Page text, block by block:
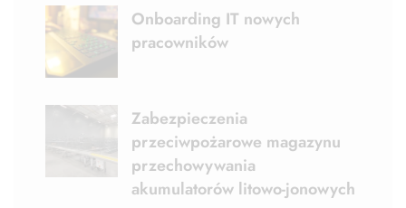
Onboarding IT nowych
pracowników
Zabezpieczenia
przeciwpożarowe magazynu
przechowywania
akumulatorów litowo-jonowych